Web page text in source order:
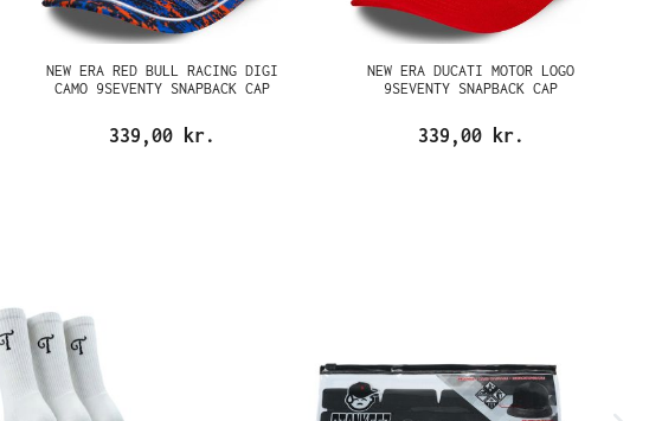
NEW ERA RED BULL RACING DIGI
CAMO 9SEVENTY SNAPBACK CAP
339,00 kr.
NEW ERA DUCATI MOTOR LOGO
9SEVENTY SNAPBACK CAP
339,00 kr.